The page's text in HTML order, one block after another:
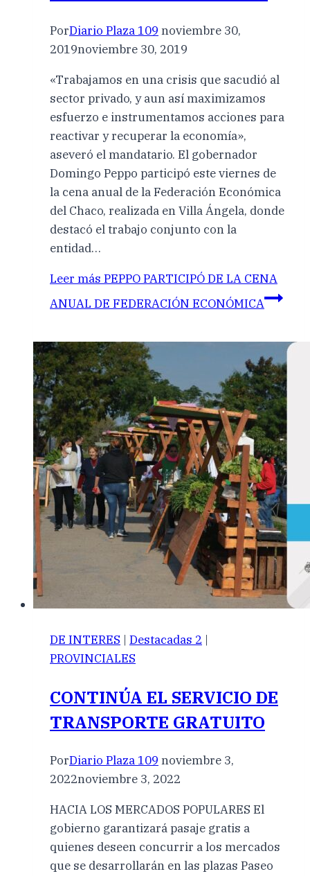
PorDiario Plaza 109 noviembre 30,
2019noviembre 30, 2019
«Trabajamos en una crisis que sacudió al
sector privado, y aun así maximizamos
esfuerzo e instrumentamos acciones para
reactivar y recuperar la economía»,
aseveró el mandatario. El gobernador
Domingo Peppo participó este viernes de
la cena anual de la Federación Económica
del Chaco, realizada en Villa Ángela, donde
destacó el trabajo conjunto con la
entidad…
Leer más PEPPO PARTICIPÓ DE LA CENA
ANUAL DE FEDERACIÓN ECONÓMICA
DE INTERES | Destacadas 2 |
PROVINCIALES
CONTINÚA EL SERVICIO DE
TRANSPORTE GRATUITO
PorDiario Plaza 109 noviembre 3,
2022noviembre 3, 2022
HACIA LOS MERCADOS POPULARES El
gobierno garantizará pasaje gratis a
quienes deseen concurrir a los mercados
que se desarrollarán en las plazas Paseo